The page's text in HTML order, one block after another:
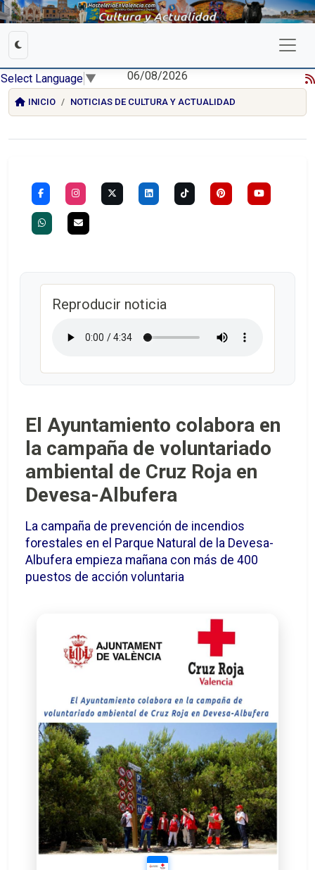
Select Language ▼ 06/08/2026
INICIO NOTICIAS DE CULTURA Y ACTUALIDAD
Reproducir noticia
El Ayuntamiento colabora en
la campaña de voluntariado
ambiental de Cruz Roja en
Devesa-Albufera
La campaña de prevención de incendios
forestales en el Parque Natural de la Devesa-
Albufera empieza mañana con más de 400
puestos de acción voluntaria